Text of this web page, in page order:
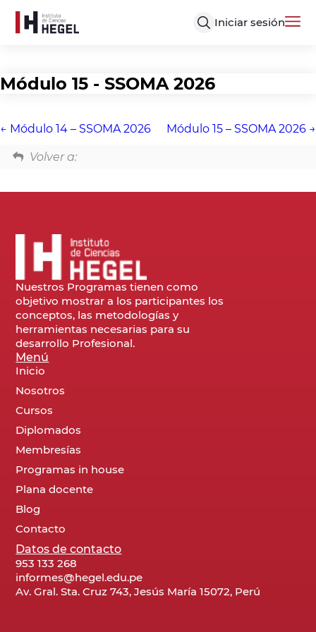
Iniciar sesión
Módulo 15 - SSOMA 2026
Módulo 14 – SSOMA 2026 Módulo 15 – SSOMA 2026
Volver a:
Nuestros Programas tienen como
objetivo mostrar a los participantes los
conceptos, las metodologías y
herramientas necesarias para su
desarrollo Profesional.
Menú
Inicio
Nosotros
Cursos
Diplomados
Membresías
Programas in house
Plana docente
Blog
Contacto
Datos de contacto
953 133 268
informes@hegel.edu.pe
Av. Gral. Sta. Cruz 743, Jesús María 15072, Perú